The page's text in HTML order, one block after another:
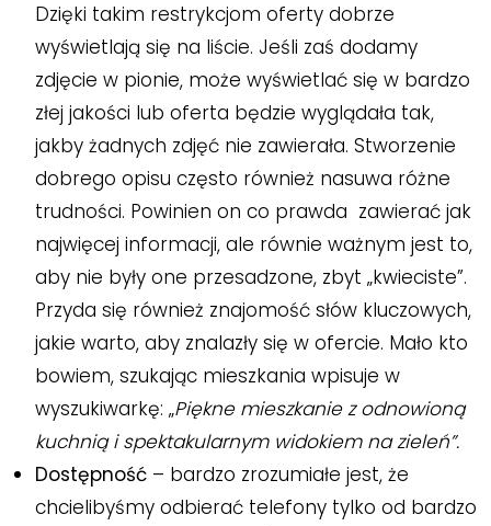
Dzięki takim restrykcjom oferty dobrze
wyświetlają się na liście. Jeśli zaś dodamy
zdjęcie w pionie, może wyświetlać się w bardzo
złej jakości lub oferta będzie wyglądała tak,
jakby żadnych zdjęć nie zawierała. Stworzenie
dobrego opisu często również nasuwa różne
trudności. Powinien on co prawda zawierać jak
najwięcej informacji, ale równie ważnym jest to,
aby nie były one przesadzone, zbyt „kwieciste”.
Przyda się również znajomość słów kluczowych,
jakie warto, aby znalazły się w ofercie. Mało kto
bowiem, szukając mieszkania wpisuje w
wyszukiwarkę: „Piękne mieszkanie z odnowioną
kuchnią i spektakularnym widokiem na zieleń”.
Dostępność – bardzo zrozumiałe jest, że
chcielibyśmy odbierać telefony tylko od bardzo